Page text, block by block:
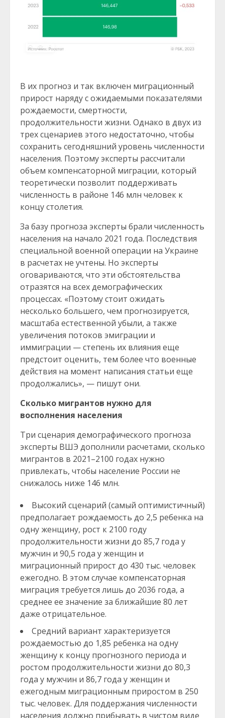
В их прогноз и так включен миграционный
прирост наряду с ожидаемыми показателями
рождаемости, смертности,
продолжительности жизни. Однако в двух из
трех сценариев этого недостаточно, чтобы
сохранить сегодняшний уровень численности
населения. Поэтому эксперты рассчитали
объем компенсаторной миграции, который
теоретически позволит поддерживать
численность в районе 146 млн человек к
концу столетия.
За базу прогноза эксперты брали численность
населения на начало 2021 года. Последствия
специальной военной операции на Украине
в расчетах не учтены. Но эксперты
оговариваются, что эти обстоятельства
отразятся на всех демографических
процессах. «Поэтому стоит ожидать
несколько большего, чем прогнозируется,
масштаба естественной убыли, а также
увеличения потоков эмиграции и
иммиграции — степень их влияния еще
предстоит оценить, тем более что военные
действия на момент написания статьи еще
продолжались», — пишут они.
Сколько мигрантов нужно для
восполнения населения
Три сценария демографического прогноза
эксперты ВШЭ дополнили расчетами, сколько
мигрантов в 2021–2100 годах нужно
привлекать, чтобы население России не
снижалось ниже 146 млн.
Высокий сценарий (самый оптимистичный)
предполагает рождаемость до 2,5 ребенка на
одну женщину, рост к 2100 году
продолжительности жизни до 85,7 года у
мужчин и 90,5 года у женщин и
миграционный прирост до 430 тыс. человек
ежегодно. В этом случае компенсаторная
миграция требуется лишь до 2036 года, а
среднее ее значение за ближайшие 80 лет
даже отрицательное.
Средний вариант характеризуется
рождаемостью до 1,85 ребенка на одну
женщину к концу прогнозного периода и
ростом продолжительности жизни до 80,3
года у мужчин и 86,7 года у женщин и
ежегодным миграционным приростом в 250
тыс. человек. Для поддержания численности
населения должно прибывать в чистом виде